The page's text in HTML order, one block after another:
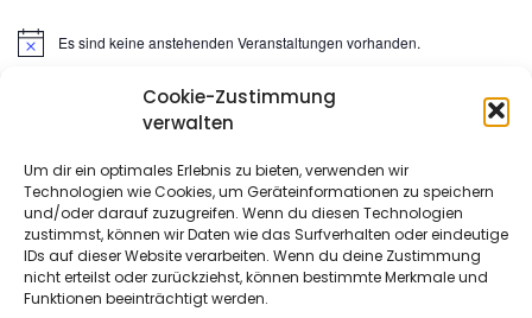
Cookie-Zustimmung
verwalten
Um dir ein optimales Erlebnis zu bieten, verwenden wir
Technologien wie Cookies, um Geräteinformationen zu speichern
und/oder darauf zuzugreifen. Wenn du diesen Technologien
zustimmst, können wir Daten wie das Surfverhalten oder eindeutige
IDs auf dieser Website verarbeiten. Wenn du deine Zustimmung
nicht erteilst oder zurückziehst, können bestimmte Merkmale und
Funktionen beeinträchtigt werden.
HinweisEs sind keine anstehenden Veranstaltungen vorhanden.
META
Anmelden
Eintrags-Feed